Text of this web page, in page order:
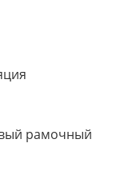
рамочный